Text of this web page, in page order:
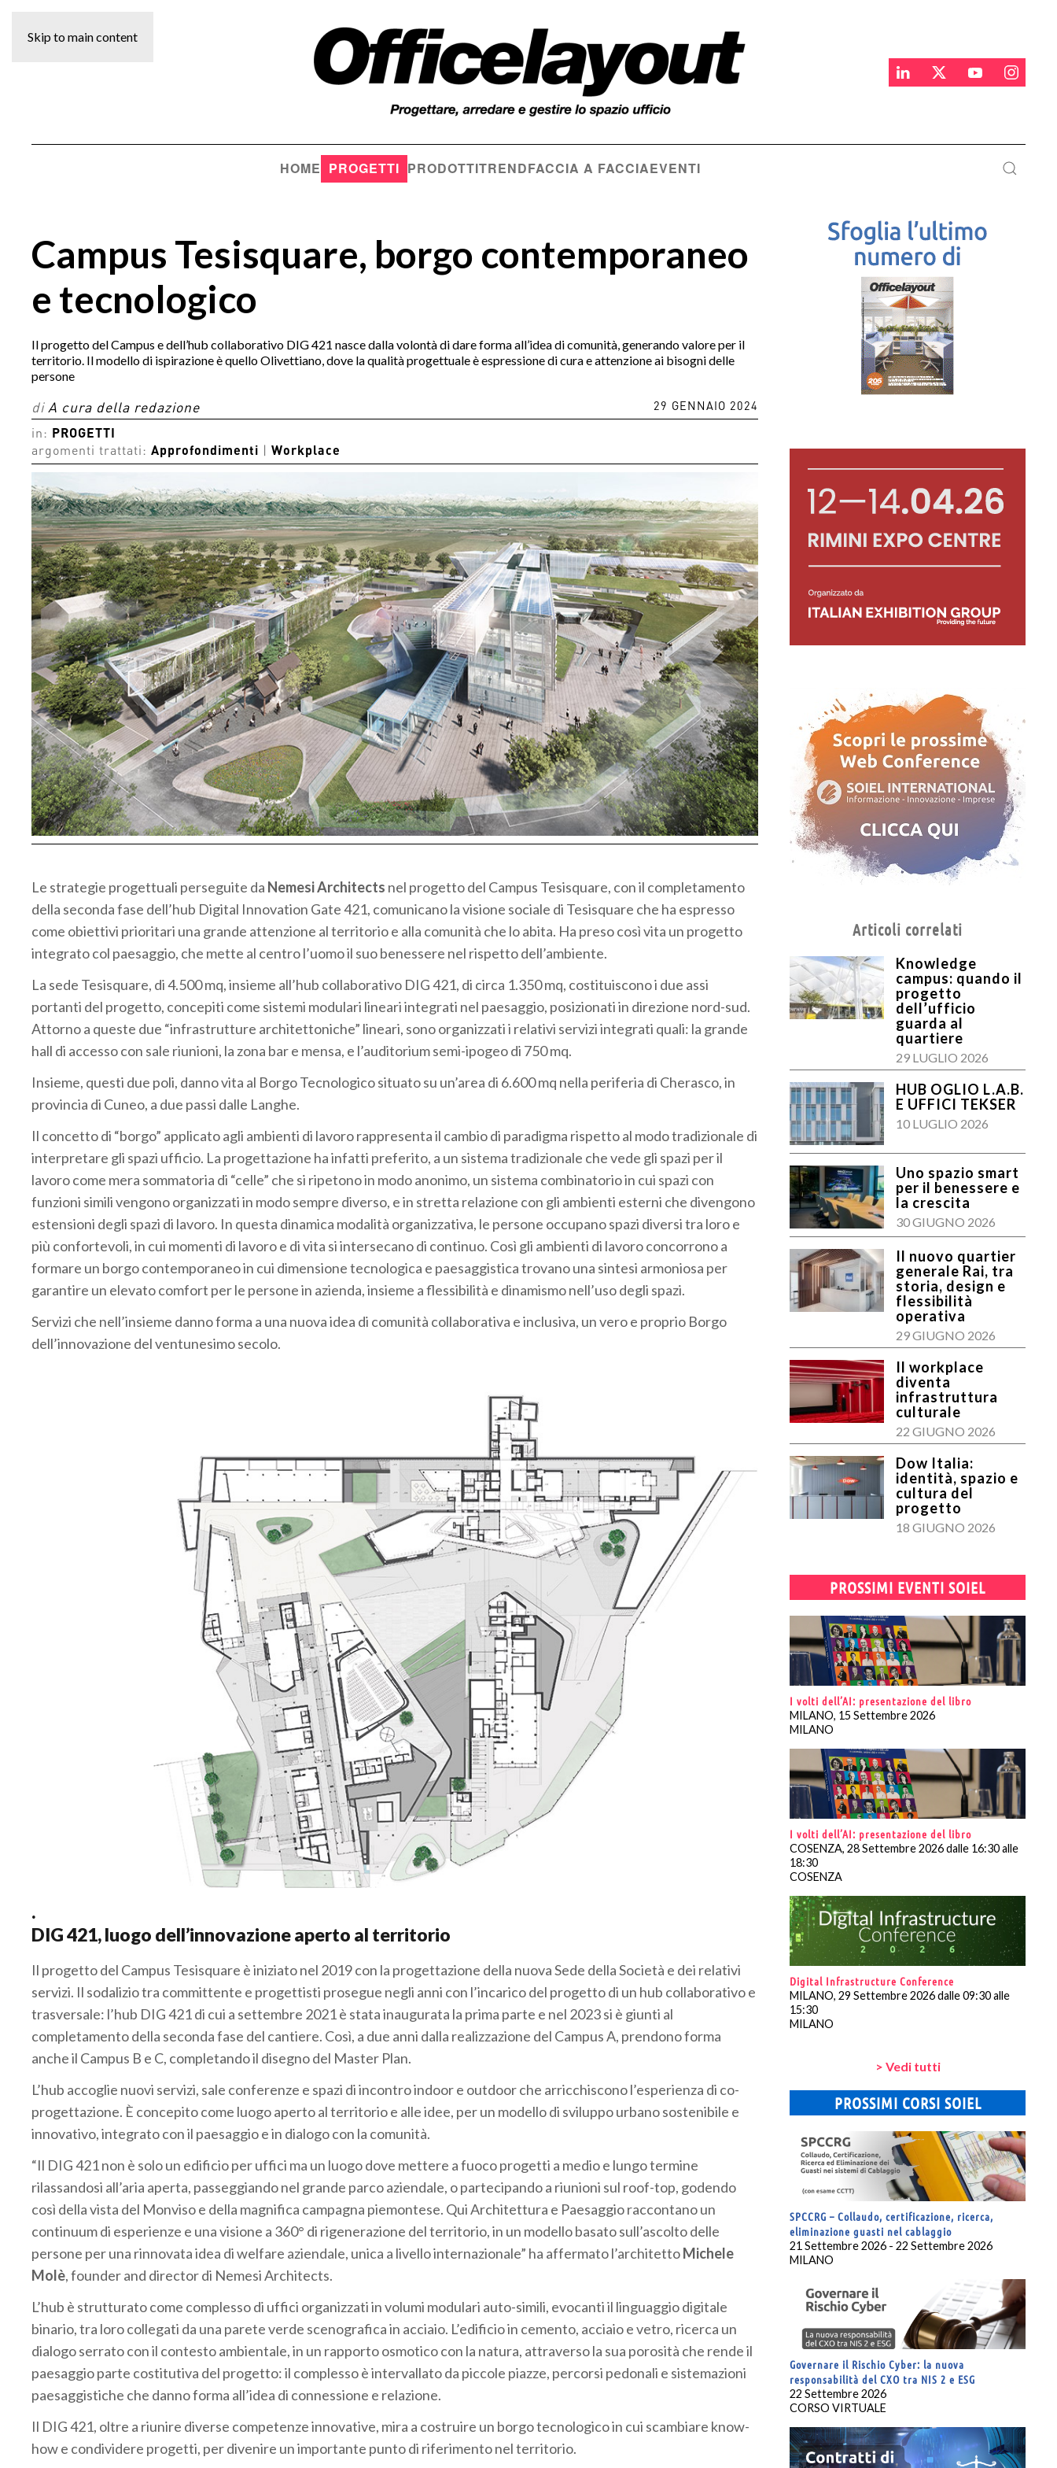
Skip to main content
HOME PROGETTI PRODOTTITRENDFACCIA A FACCIAEVENTI
Campus Tesisquare, borgo contemporaneo
e tecnologico
Il progetto del Campus e dell’hub collaborativo DIG 421 nasce dalla volontà di dare forma all’idea di comunità, generando valore per il
territorio. Il modello di ispirazione è quello Olivettiano, dove la qualità progettuale è espressione di cura e attenzione ai bisogni delle
persone
di A cura della redazione 29 GENNAIO 2024
in:
PROGETTI
argomenti trattati: Approfondimenti Workplace
Le strategie progettuali perseguite da Nemesi Architects nel progetto del Campus Tesisquare, con il completamento
della seconda fase dell’hub Digital Innovation Gate 421, comunicano la visione sociale di Tesisquare che ha espresso
come obiettivi prioritari una grande attenzione al territorio e alla comunità che lo abita. Ha preso così vita un progetto
integrato col paesaggio, che mette al centro l’uomo il suo benessere nel rispetto dell’ambiente.
La sede Tesisquare, di 4.500 mq, insieme all’hub collaborativo DIG 421, di circa 1.350 mq, costituiscono i due assi
portanti del progetto, concepiti come sistemi modulari lineari integrati nel paesaggio, posizionati in direzione nord-sud.
Attorno a queste due “infrastrutture architettoniche” lineari, sono organizzati i relativi servizi integrati quali: la grande
hall di accesso con sale riunioni, la zona bar e mensa, e l’auditorium semi-ipogeo di 750 mq.
Insieme, questi due poli, danno vita al Borgo Tecnologico situato su un’area di 6.600 mq nella periferia di Cherasco, in
provincia di Cuneo, a due passi dalle Langhe.
Il concetto di “borgo” applicato agli ambienti di lavoro rappresenta il cambio di paradigma rispetto al modo tradizionale di
interpretare gli spazi ufficio. La progettazione ha infatti preferito, a un sistema tradizionale che vede gli spazi per il
lavoro come mera sommatoria di “celle” che si ripetono in modo anonimo, un sistema combinatorio in cui spazi con
funzioni simili vengono organizzati in modo sempre diverso, e in stretta relazione con gli ambienti esterni che divengono
estensioni degli spazi di lavoro. In questa dinamica modalità organizzativa, le persone occupano spazi diversi tra loro e
più confortevoli, in cui momenti di lavoro e di vita si intersecano di continuo. Così gli ambienti di lavoro concorrono a
formare un borgo contemporaneo in cui dimensione tecnologica e paesaggistica trovano una sintesi armoniosa per
garantire un elevato comfort per le persone in azienda, insieme a flessibilità e dinamismo nell’uso degli spazi.
Servizi che nell’insieme danno forma a una nuova idea di comunità collaborativa e inclusiva, un vero e proprio Borgo
dell’innovazione del ventunesimo secolo.
.
DIG 421, luogo dell’innovazione aperto al territorio
Il progetto del Campus Tesisquare è iniziato nel 2019 con la progettazione della nuova Sede della Società e dei relativi
servizi. Il sodalizio tra committente e progettisti prosegue negli anni con l’incarico del progetto di un hub collaborativo e
trasversale: l’hub DIG 421 di cui a settembre 2021 è stata inaugurata la prima parte e nel 2023 si è giunti al
completamento della seconda fase del cantiere. Così, a due anni dalla realizzazione del Campus A, prendono forma
anche il Campus B e C, completando il disegno del Master Plan.
L’hub accoglie nuovi servizi, sale conferenze e spazi di incontro indoor e outdoor che arricchiscono l’esperienza di co-
progettazione. È concepito come luogo aperto al territorio e alle idee, per un modello di sviluppo urbano sostenibile e
innovativo, integrato con il paesaggio e in dialogo con la comunità.
“Il DIG 421 non è solo un edificio per uffici ma un luogo dove mettere a fuoco progetti a medio e lungo termine
rilassandosi all’aria aperta, passeggiando nel grande parco aziendale, o partecipando a riunioni sul roof-top, godendo
così della vista del Monviso e della magnifica campagna piemontese. Qui Architettura e Paesaggio raccontano un
continuum di esperienze e una visione a 360° di rigenerazione del territorio, in un modello basato sull’ascolto delle
persone per una rinnovata idea di welfare aziendale, unica a livello internazionale” ha affermato l’architettoMichele
Molè, founder and director di Nemesi Architects.
L’hub è strutturato come complesso di uffici organizzati in volumi modulari auto-simili, evocanti il linguaggio digitale
binario, tra loro collegati da una parete verde scenografica in acciaio. L’edificio in cemento, acciaio e vetro, ricerca un
dialogo serrato con il contesto ambientale, in un rapporto osmotico con la natura, attraverso la sua porosità che rende il
paesaggio parte costitutiva del progetto: il complesso è intervallato da piccole piazze, percorsi pedonali e sistemazioni
paesaggistiche che danno forma all’idea di connessione e relazione.
Il DIG 421, oltre a riunire diverse competenze innovative, mira a costruire un borgo tecnologico in cui scambiare know-
how e condividere progetti, per divenire un importante punto di riferimento nel territorio.
Articoli correlati
Knowledge
campus: quando il
progetto
dell’ufficio
guarda al
quartiere
29 LUGLIO 2026
HUB OGLIO L.A.B.
E UFFICI TEKSER
10 LUGLIO 2026
Uno spazio smart
per il benessere e
la crescita
30 GIUGNO 2026
Il nuovo quartier
generale Rai, tra
storia, design e
flessibilità
operativa
29 GIUGNO 2026
Il workplace
diventa
infrastruttura
culturale
22 GIUGNO 2026
Dow Italia:
identità, spazio e
cultura del
progetto
18 GIUGNO 2026
PROSSIMI EVENTI SOIEL
I volti dell’AI: presentazione del libro
MILANO, 15 Settembre 2026
MILANO
I volti dell’AI: presentazione del libro
COSENZA, 28 Settembre 2026 dalle 16:30 alle
18:30
COSENZA
Digital Infrastructure Conference
MILANO, 29 Settembre 2026 dalle 09:30 alle
15:30
MILANO
> Vedi tutti
PROSSIMI CORSI SOIEL
SPCCRG – Collaudo, certificazione, ricerca,
eliminazione guasti nel cablaggio
21 Settembre 2026 - 22 Settembre 2026
MILANO
Governare il Rischio Cyber: la nuova
responsabilità del CXO tra NIS 2 e ESG
22 Settembre 2026
CORSO VIRTUALE